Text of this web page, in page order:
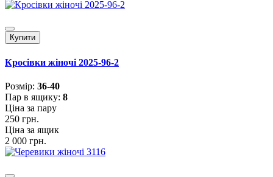
Купити
Кросівки жіночі 2025-96-2
Розмiр: 36-40
Пар в ящику: 8
Ціна за пару
250 грн.
Ціна за ящик
2 000 грн.